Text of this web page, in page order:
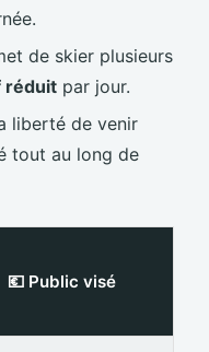
de skier plusieurs
réduit par jour.
liberté de venir
tout au long de
💶 Public visé